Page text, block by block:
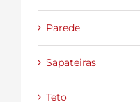
Parede
Sapateiras
Teto